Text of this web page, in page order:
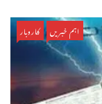
اہم خبریں کاروبار